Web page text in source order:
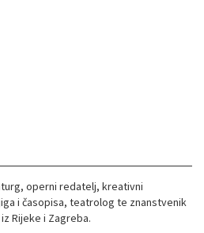
operni redatelj, kreativni
i časopisa, teatrolog te znanstvenik
Rijeke i Zagreba.